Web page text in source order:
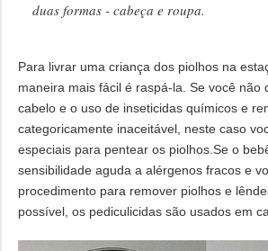
duas formas - cabeça e roupa.
Para livrar uma criança dos piolhos na
maneira mais fácil é raspá-la. Se você não
cabelo e o uso de inseticidas químicos e
categoricamente inaceitável, neste caso
especiais para pentear os piolhos.Se o
sensibilidade aguda a alérgenos fracos e
procedimento para remover piolhos e
possível, os pediculicidas são usados ​​em